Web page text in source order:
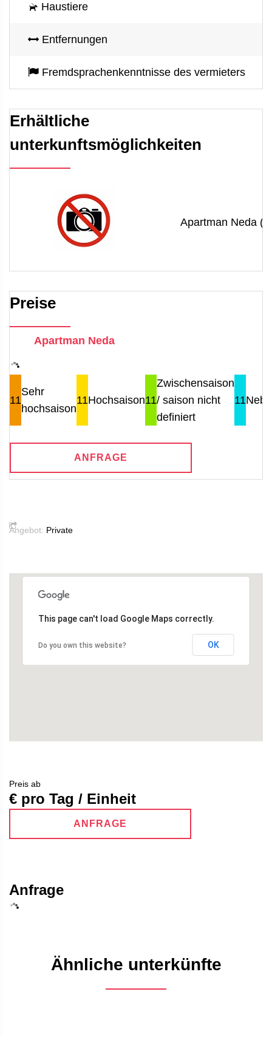
Haustiere
Entfernungen
Fremdsprachenkenntnisse des vermieters
Erhältliche
unterkunftsmöglichkeiten
Apartman Neda
Preise
Apartman Neda
11
Sehr
hochsaison
11Hochsaison11
Zwischensaison
/ saison nicht
definiert
11
ANFRAGE
Angebot: Private
This page can't load Google Maps correctly.
Do you own this website? OK
Preis ab
€ pro Tag / Einheit
ANFRAGE
Anfrage
Ähnliche unterkünfte